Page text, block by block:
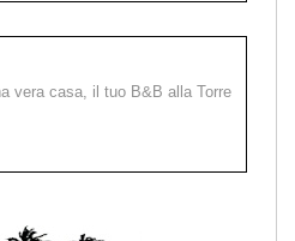
vera casa, il tuo B&B alla Torre